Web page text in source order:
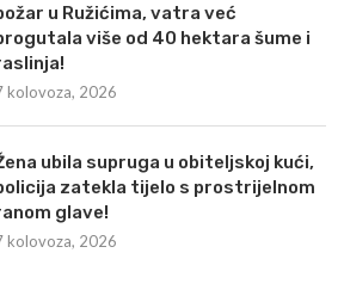
u Ružićima, vatra već
više od 40 hektara šume i
kolovoza, 2026
ubila supruga u obiteljskoj kući,
zatekla tijelo s prostrijelnom
glave!
kolovoza, 2026